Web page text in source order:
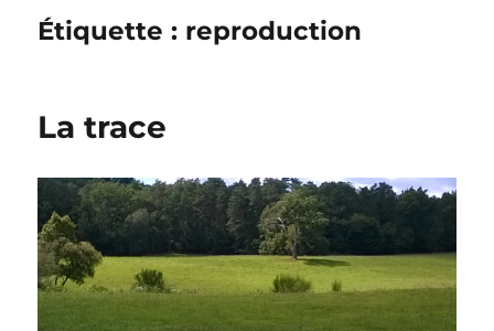
Étiquette : reproduction
La trace